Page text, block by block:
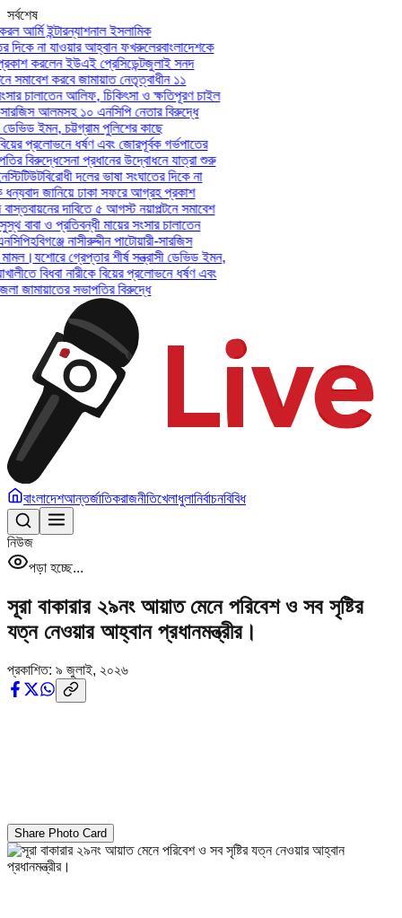
সর্বশেষ
ইন্টারন্যাশনাল ইসলামিক
দিকে না যাওয়ার আহ্বান ফখরুলেরবাংলাদেশকে
করলেন ইউএই প্রেসিডেন্টজুলাই সনদ
করবে জামায়াত নেতৃত্বাধীন ১১
চালাতেন আলিফ, চিকিৎসা ও ক্ষতিপূরণ চাইল
আলমসহ ১০ এনসিপি নেতার বিরুদ্ধে
ইমন, চট্টগ্রাম পুলিশের কাছে
প্রলোভনে ধর্ষণ এবং জোরপূর্বক গর্ভপাতের
বিরুদ্ধেসেনা প্রধানের উদ্বোধনে যাত্রা শুরু
বিরোধী দলের ভাষা সংঘাতের দিকে না
জানিয়ে ঢাকা সফরে আগ্রহ প্রকাশ
দাবিতে ৫ আগস্ট নয়াপল্টনে সমাবেশ
বাবা ও প্রতিবন্ধী মায়ের সংসার চালাতেন
হবিগঞ্জে নাসীরুদ্দীন পাটোয়ারী-সারজিস
যশোরে গ্রেপ্তার শীর্ষ সন্ত্রাসী ডেভিড ইমন,
বিধবা নারীকে বিয়ের প্রলোভনে ধর্ষণ এবং
সভাপতির বিরুদ্ধে
বাংলাদেশআন্তর্জাতিকরাজনীতিখেলাধুলানির্বাচনবিবিধ
নিউজ
পড়া হচ্ছে...
সূরা বাকারার ২৯নং আয়াত মেনে পরিবেশ ও সব সৃষ্টির
যত্ন নেওয়ার আহ্বান প্রধানমন্ত্রীর।
প্রকাশিত: ৯ জুলাই, ২০২৬
Share Photo Card